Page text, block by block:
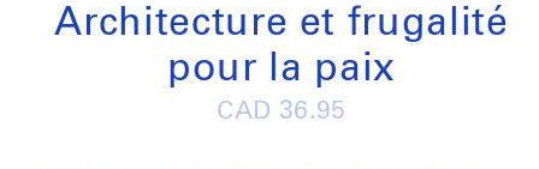
Architecture et frugalité
pour la paix
Regular
CAD 36.95